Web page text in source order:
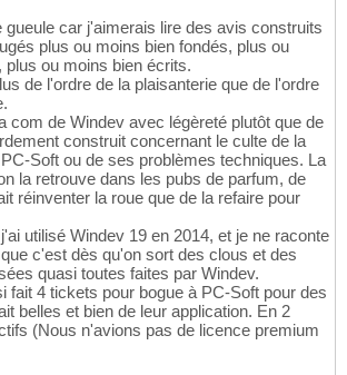
gueule car j'aimerais lire des avis construits
plus ou moins bien fondés, plus ou
plus ou moins bien écrits.
de l'ordre de la plaisanterie que de l'ordre
com de Windev avec légèreté plutôt que de
construit concernant le culte de la
Soft ou de ses problèmes techniques. La
la retrouve dans les pubs de parfum, de
réinventer la roue que de la refaire pour
utilisé Windev 19 en 2014, et je ne raconte
c'est dès qu'on sort des clous et des
quasi toutes faites par Windev.
fait 4 tickets pour bogue à PC-Soft pour des
belles et bien de leur application. En 2
(Nous n'avions pas de licence premium